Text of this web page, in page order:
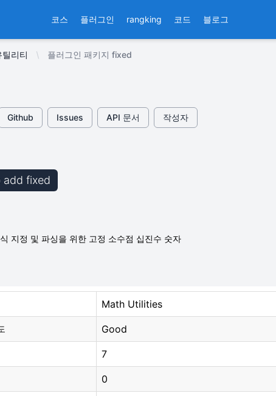
코스 플러그인 rangking 코드 블로그
리티 플러그인 패키지 fixed
Github Issues API 문서 작성자
add fixed
지정 및 파싱을 위한 고정 소수점 십진수 숫자
Math Utilities
Good
7
0